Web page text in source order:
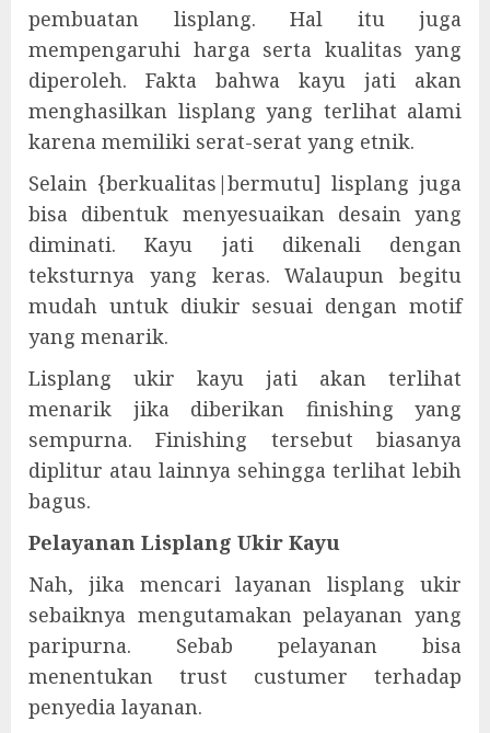
pembuatan lisplang. Hal itu juga
mempengaruhi harga serta kualitas yang
diperoleh. Fakta bahwa kayu jati akan
menghasilkan lisplang yang terlihat alami
karena memiliki serat-serat yang etnik.
Selain {berkualitas|bermutu] lisplang juga
bisa dibentuk menyesuaikan desain yang
diminati. Kayu jati dikenali dengan
teksturnya yang keras. Walaupun begitu
mudah untuk diukir sesuai dengan motif
yang menarik.
Lisplang ukir kayu jati akan terlihat
menarik jika diberikan finishing yang
sempurna. Finishing tersebut biasanya
diplitur atau lainnya sehingga terlihat lebih
bagus.
Pelayanan Lisplang Ukir Kayu
Nah, jika mencari layanan lisplang ukir
sebaiknya mengutamakan pelayanan yang
paripurna. Sebab pelayanan bisa
menentukan trust custumer terhadap
penyedia layanan.